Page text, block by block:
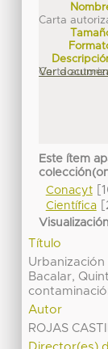
Carta
Carta
Ver
Este ítem
Conacyt
Científica
Título
Bacalar,
Autor
ROJAS